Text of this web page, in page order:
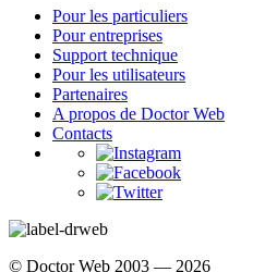
Pour les particuliers
Pour entreprises
Support technique
Pour les utilisateurs
Partenaires
A propos de Doctor Web
Contacts
© Doctor Web 2003 — 2026